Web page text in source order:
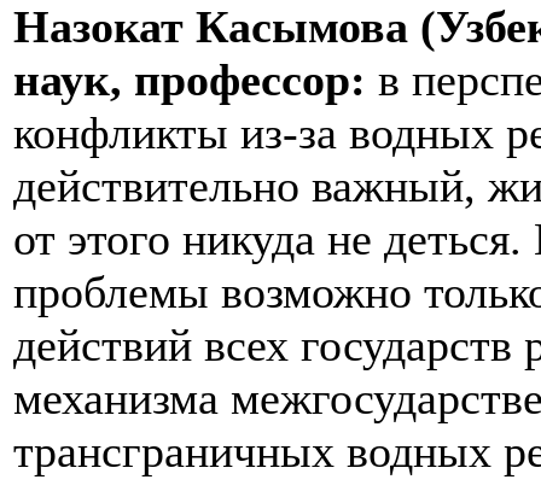
Назокат Касымова
наук, профессор: в
конфликты из-за водных
действительно важный,
от этого никуда не
проблемы возможно
действий всех
механизма
трансграничных водных